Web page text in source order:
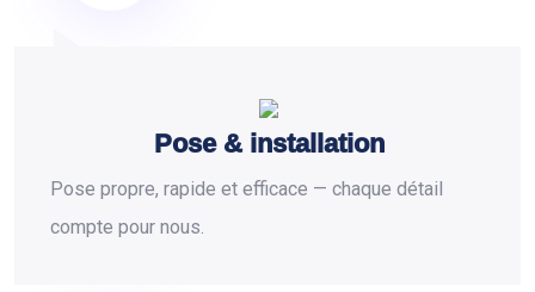
Pose & installation
Pose propre, rapide et efficace — chaque détail
compte pour nous.